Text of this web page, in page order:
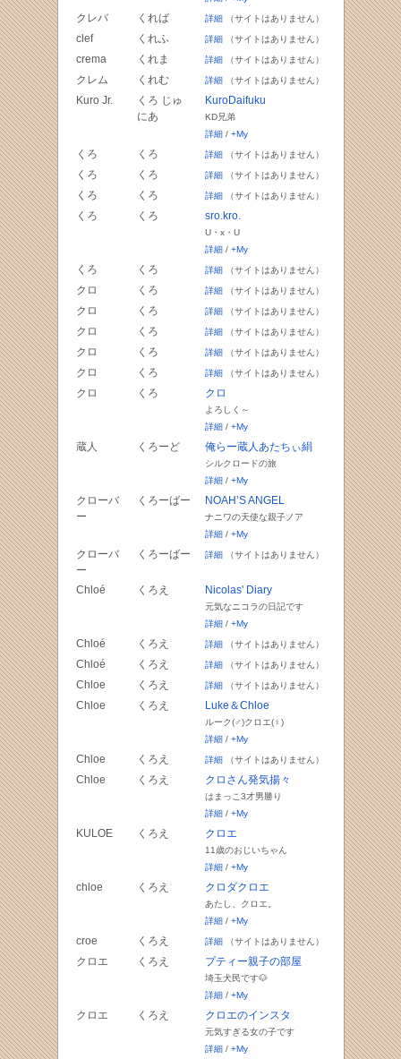
クレバ くれば 詳細（サイトはありません）
clef くれふ 詳細（サイトはありません）
crema くれま 詳細（サイトはありません）
クレム くれむ 詳細（サイトはありません）
Kuro Jr.
くろ じゅ
にあ
KuroDaifuku
KD兄弟
詳細/ +My
くろ くろ 詳細（サイトはありません）
くろ くろ 詳細（サイトはありません）
くろ くろ 詳細（サイトはありません）
くろ くろ sro.kro.
U・x・U
詳細/ +My
くろ くろ 詳細（サイトはありません）
クロ くろ 詳細（サイトはありません）
クロ くろ 詳細（サイトはありません）
クロ くろ 詳細（サイトはありません）
クロ くろ 詳細（サイトはありません）
クロ くろ 詳細（サイトはありません）
クロ くろ クロ
よろしく～
詳細/ +My
蔵人 くろーど 俺らー蔵人あたちぃ絹
シルクロードの旅
詳細/ +My
クローバ
ー
くろーばー NOAH’S ANGEL
ナニワの天使な親子ノア
詳細/ +My
クローバ
ー
くろーばー 詳細（サイトはありません）
Chloé くろえ Nicolas' Diary
元気なニコラの日記です
詳細/ +My
Chloé くろえ 詳細（サイトはありません）
Chloé くろえ 詳細（サイトはありません）
Chloe くろえ 詳細（サイトはありません）
Chloe くろえ Luke＆Chloe
ルーク(♂)クロエ(♀)
詳細/ +My
Chloe くろえ 詳細（サイトはありません）
Chloe くろえ クロさん発気揚々
はまっこ3才男勝り
詳細/ +My
KULOE くろえ クロエ
11歳のおじいちゃん
詳細/ +My
chloe くろえ クロダクロエ
あたし、クロエ。
詳細/ +My
croe くろえ 詳細（サイトはありません）
クロエ くろえ プティー親子の部屋
埼玉犬民です🐶
詳細/ +My
クロエ くろえ クロエのインスタ
元気すぎる女の子です
詳細/ +My